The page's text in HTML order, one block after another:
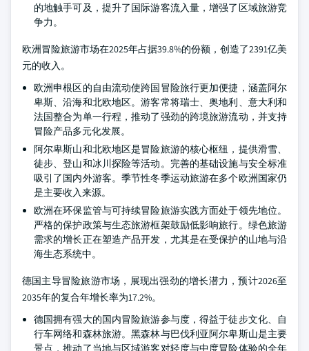
的地触手可及，提升了国际游客流入量，增强了区域旅游竞
争力。
欧洲冒险旅游市场在2025年占据39.8%的份额，创造了2391亿美
元的收入。
欧洲申根区的自由流动使跨国冒险旅行更加便捷，涵盖阿尔
卑斯、沿海和北欧地区。游客常将瑞士、奥地利、意大利和
法国整合为单一行程，推动了强劲的跨境旅游流动，并支持
冒险产品多元化发展。
阿尔卑斯山和北欧地区是冒险旅游的核心枢纽，提供滑雪、
徒步、登山和冰川探险等活动。完善的基础设施与安全标准
吸引了国内外游客。季节性冬季运动旅游在多个欧洲国家仍
是主要收入来源。
欧洲在环保监管与可持续冒险旅游实践方面处于领先地位。
严格的保护政策与生态旅游框架鼓励低影响旅行。绿色旅游
需求的增长正在塑造产品开发，尤其是在受保护的山地与沿
海生态系统中。
德国主导冒险旅游市场，展现出强劲的增长潜力，预计2026至
2035年的复合年增长率为17.2%。
德国拥有强大的国内冒险旅游参与度，得益于徒步文化、自
行车网络和森林旅游。黑森林与巴伐利亚阿尔卑斯山是主要
景点，推动了当地与区域游客对轻度与中度冒险体验的全年